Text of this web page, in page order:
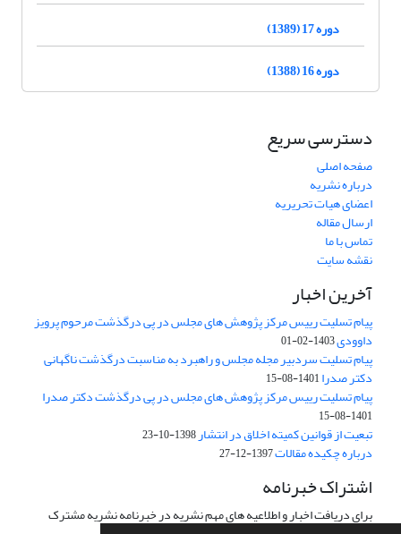
دوره 17 (1389)
دوره 16 (1388)
دسترسی سریع
صفحه اصلی
درباره نشریه
اعضای هیات تحریریه
ارسال مقاله
تماس با ما
نقشه سایت
آخرین اخبار
پیام تسلیت رییس مرکز پژوهش های مجلس در پی درگذشت مرحوم پرویز
داوودی1403-02-01
پیام تسلیت سردبیر مجله مجلس و راهبرد به مناسبت درگذشت ناگهانی
دکتر صدرا1401-08-15
پیام تسلیت رییس مرکز پژوهش های مجلس در پی درگذشت دکتر صدرا
1401-08-15
تبعیت از قوانین کمیته اخلاق در انتشار1398-10-23
درباره چکیده مقالات1397-12-27
اشتراک خبرنامه
برای دریافت اخبار و اطلاعیه های مهم نشریه در خبرنامه نشریه مشترک